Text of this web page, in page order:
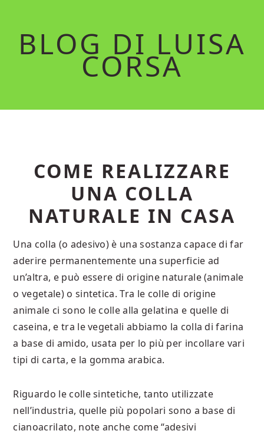
main
content
primary
sidebarBLOG DI LUISA
CORSA
COME REALIZZARE
UNA COLLA
NATURALE IN CASA
Una colla (o adesivo) è una sostanza capace di far
aderire permanentemente una superficie ad
un’altra, e può essere di origine naturale (animale
o vegetale) o sintetica. Tra le colle di origine
animale ci sono le colle alla gelatina e quelle di
caseina, e tra le vegetali abbiamo la colla di farina
a base di amido, usata per lo più per incollare vari
tipi di carta, e la gomma arabica.
Riguardo le colle sintetiche, tanto utilizzate
nell’industria, quelle più popolari sono a base di
cianoacrilato, note anche come “adesivi